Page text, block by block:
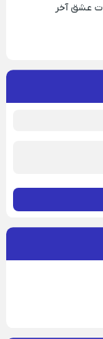
عشق آخر